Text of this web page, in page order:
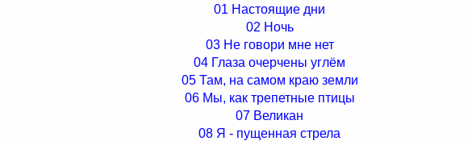
01 Настоящие дни
02 Ночь
03 Не говори мне нет
04 Глаза очерчены углём
05 Там, на самом краю земли
06 Мы, как трепетные птицы
07 Великан
08 Я - пущенная стрела